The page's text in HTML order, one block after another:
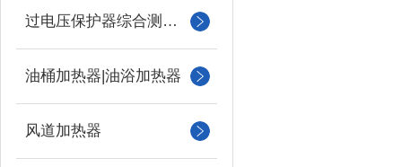
过电压保护器综合测试仪
油桶加热器|油浴加热器
风道加热器